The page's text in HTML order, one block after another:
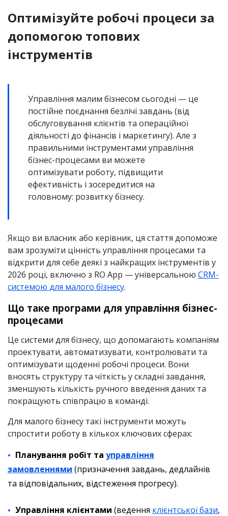
Оптимізуйте робочі процеси за
допомогою топових
інструментів
Управління малим бізнесом сьогодні — це
постійне поєднання безлічі завдань (від
обслуговування клієнтів та операційної
діяльності до фінансів і маркетингу). Але з
правильними інструментами управління
бізнес-процесами ви можете
оптимізувати роботу, підвищити
ефективність і зосередитися на
головному: розвитку бізнесу.
Якщо ви власник або керівник, ця стаття допоможе
вам зрозуміти цінність управління процесами та
відкрити для себе деякі з найкращих інструментів у
2026 році, включно з RO App — універсальною CRM-
системою для малого бізнесу.
Що таке програми для управління бізнес-
процесами
Це системи для бізнесу, що допомагають компаніям
проектувати, автоматизувати, контролювати та
оптимізувати щоденні робочі процеси. Вони
вносять структуру та чіткість у складні завдання,
зменшують кількість ручного введення даних та
покращують співпрацю в команді.
Для малого бізнесу такі інструменти можуть
спростити роботу в кількох ключових сферах:
Планування робіт та управління
замовленнями (призначення завдань, дедлайнів
та відповідальних, відстеження прогресу).
Управління клієнтами (ведення клієнтської бази,